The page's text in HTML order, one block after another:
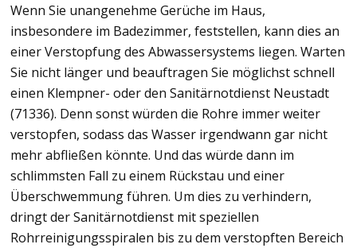
Wenn Sie unangenehme Gerüche im Haus,
insbesondere im Badezimmer, feststellen, kann dies an
einer Verstopfung des Abwassersystems liegen. Warten
Sie nicht länger und beauftragen Sie möglichst schnell
einen Klempner- oder den Sanitärnotdienst Neustadt
(71336). Denn sonst würden die Rohre immer weiter
verstopfen, sodass das Wasser irgendwann gar nicht
mehr abfließen könnte. Und das würde dann im
schlimmsten Fall zu einem Rückstau und einer
Überschwemmung führen. Um dies zu verhindern,
dringt der Sanitärnotdienst mit speziellen
Rohrreinigungsspiralen bis zu dem verstopften Bereich